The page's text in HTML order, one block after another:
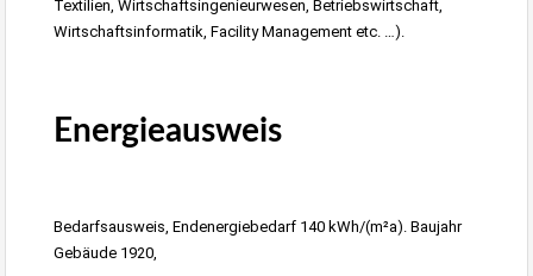
Textilien, Wirtschaftsingenieurwesen, Betriebswirtschaft,
Wirtschaftsinformatik, Facility Management etc. …).
Energieausweis
Bedarfsausweis , Endenergiebedarf 140 kWh/(m²a). Baujahr
Gebäude 1920,